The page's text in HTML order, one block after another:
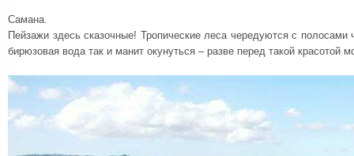
Самана.
Пейзажи здесь сказочные! Тропические леса чередуются с полосами
бирюзовая вода так и манит окунуться – разве перед такой красотой